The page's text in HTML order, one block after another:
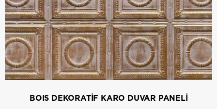
BOIS DEKORATİF KARO DUVAR PANELİ